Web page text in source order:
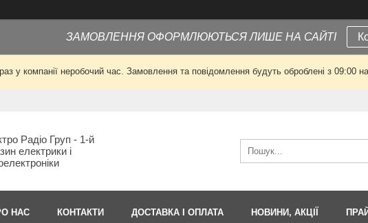
ЗАМОВЛЕННЯ ОФОРМЛЮЮТЬСЯ ЛИШЕ НА САЙТІ
у компанії неробочий час. Замовлення та повідомлення будуть оброблені з 09:00
Радіо Груп - 1-й
електрики і
НАС КОНТАКТИ ДОСТАВКА І ОПЛАТА НОВИНИ, АКЦІЇ